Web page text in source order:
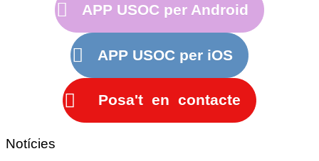
APP USOC per Android
APP USOC per iOS
Posa't en contacte
Notícies